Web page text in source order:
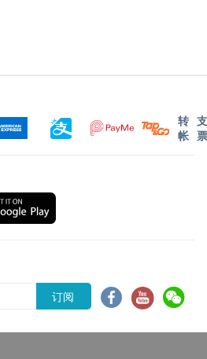
转
帐
支
票
订阅